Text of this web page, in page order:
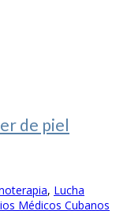
de piel
, Lucha
Médicos Cubanos